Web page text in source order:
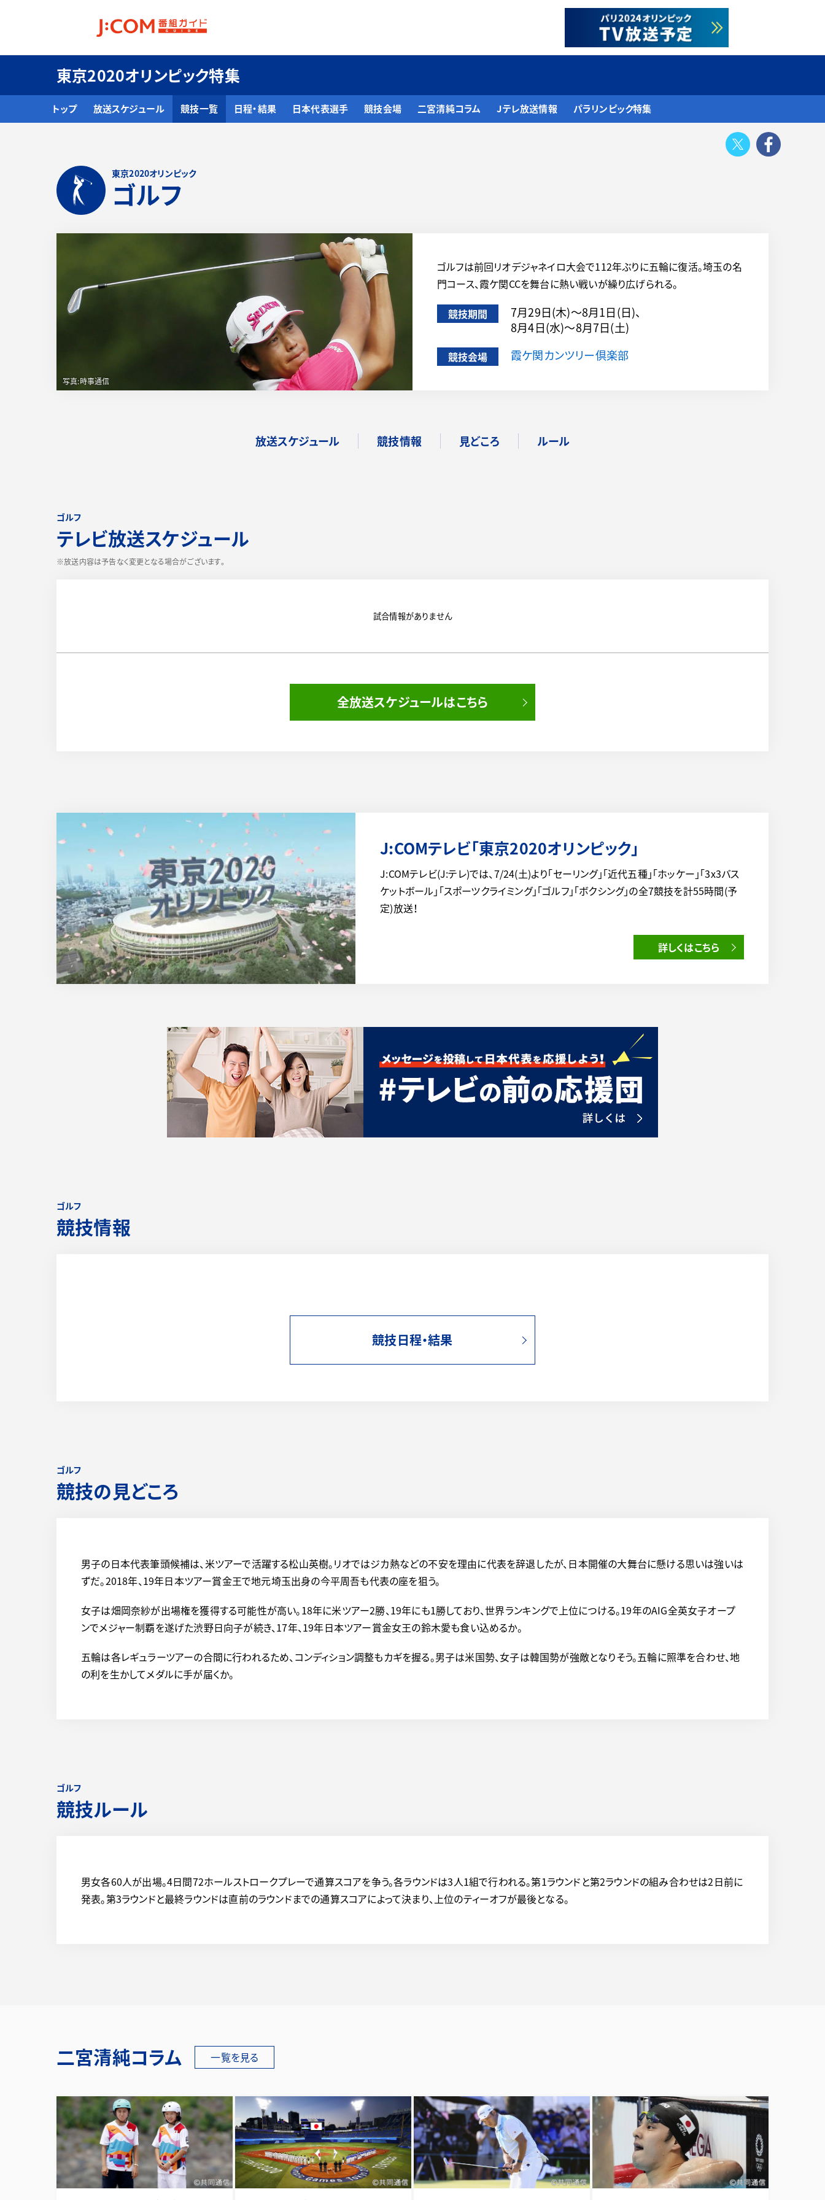
東京2020オリンピック特集
トップ 放送スケジュール 競技一覧 日程・結果 日本代表選手 競技会場 二宮清純コラム Jテレ放送情報 パラリンピック特集
Twitter
東京2020オリンピック
ゴルフ
ゴルフは前回リオデジャネイロ大会で112年ぶりに五輪に復活。埼玉の名
門コース、霞ケ関CCを舞台に熱い戦いが繰り広げられる。
競技期間 7月29日(木)～8月1日(日)、
8月4日(水)～8月7日(土)
競技会場 霞ケ関カンツリー倶楽部
放送スケジュール 競技情報 見どころ ルール
ゴルフ
テレビ放送スケジュール
※放送内容は予告なく変更となる場合がございます。
試合情報がありません
全放送スケジュールはこちら
J:COMテレビ「東京2020オリンピック」
J:COMテレビ(J:テレ)では、7/24(土)より「セーリング」「近代五種」「ホッケー」「3x3バス
ケットボール」「スポーツクライミング」「ゴルフ」「ボクシング」の全7競技を計55時間(予
定)放送！
詳しくはこちら
ゴルフ
競技情報
競技日程・結果
ゴルフ
競技の見どころ
男子の日本代表筆頭候補は、米ツアーで活躍する松山英樹。リオではジカ熱などの不安を理由に代表を辞退したが、日本開催の大舞台に懸ける思いは強いは
ずだ。2018年、19年日本ツアー賞金王で地元埼玉出身の今平周吾も代表の座を狙う。
女子は畑岡奈紗が出場権を獲得する可能性が高い。18年に米ツアー2勝、19年にも1勝しており、世界ランキングで上位につける。19年のAIG全英女子オープ
ンでメジャー制覇を遂げた渋野日向子が続き、17年、19年日本ツアー賞金女王の鈴木愛も食い込めるか。
五輪は各レギュラーツアーの合間に行われるため、コンディション調整もカギを握る。男子は米国勢、女子は韓国勢が強敵となりそう。五輪に照準を合わせ、地
の利を生かしてメダルに手が届くか。
ゴルフ
競技ルール
男女各60人が出場。4日間72ホールストロークプレーで通算スコアを争う。各ラウンドは3人1組で行われる。第1ラウンドと第2ラウンドの組み合わせは2日前に
発表。第3ラウンドと最終ラウンドは直前のラウンドまでの通算スコアによって決まり、上位のティーオフが最後となる。
二宮清純コラム 一覧を見る